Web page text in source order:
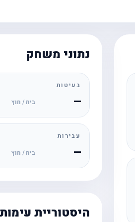
נתוני משחק
בעיטות
— בית / חוץ
עבירות
— בית / חוץ
היסטוריית